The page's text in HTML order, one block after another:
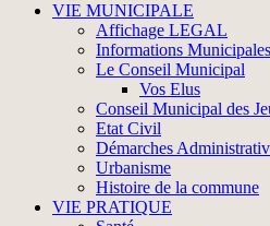
VIE MUNICIPALE
Affichage LEGAL
Informations Municipales
Le Conseil Municipal
Vos Elus
Conseil Municipal des
Etat Civil
Démarches
Urbanisme
Histoire de la commune
VIE PRATIQUE